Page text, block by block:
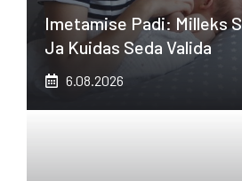
Imetamise Padi: Milleks
Ja Kuidas Seda Valida
6.08.2026